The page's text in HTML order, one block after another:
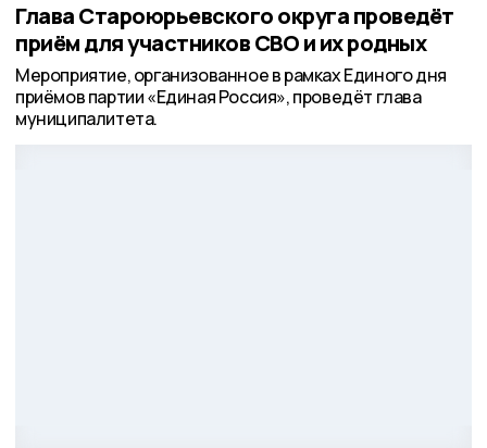
Глава Староюрьевского округа проведёт
приём для участников СВО и их родных
Мероприятие, организованное в рамках Единого дня
приёмов партии «Единая Россия», проведёт глава
муниципалитета.